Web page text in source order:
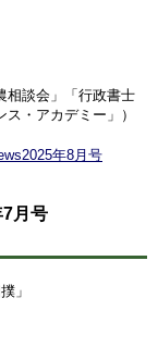
相談会」「行政書士
・アカデミー」）
年8月号
月号
」